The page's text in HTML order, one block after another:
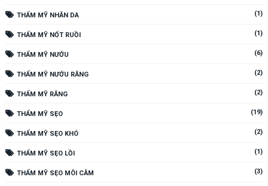
THẨM MỸ NHĂN DA (1)
THẨM MỸ NỐT RUỒI (1)
THẨM MỸ NƯỚU (6)
THẨM MỸ NƯỚU RĂNG (2)
THẨM MỸ RĂNG (2)
THẨM MỸ SẸO (19)
THẨM MỸ SẸO KHÓ (2)
THẨM MỸ SẸO LỒI (1)
THẨM MỸ SẸO MÔI CẰM (3)